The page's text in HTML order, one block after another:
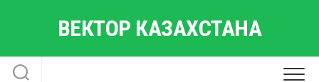
ВЕКТОР КАЗАХСТАНА